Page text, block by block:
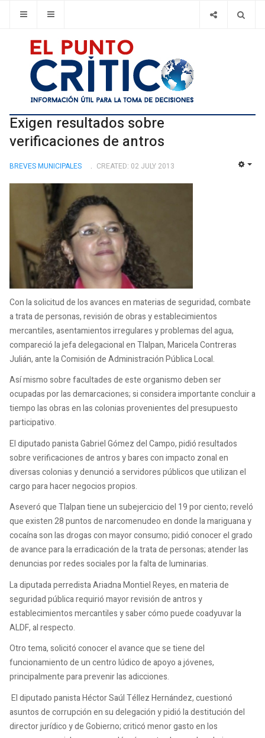
Exigen resultados sobre
verificaciones de antros
BREVES MUNICIPALES CREATED: 02 JULY 2013
Con la solicitud de los avances en materias de seguridad, combate
a trata de personas, revisión de obras y establecimientos
mercantiles, asentamientos irregulares y problemas del agua,
compareció la jefa delegacional en Tlalpan, Maricela Contreras
Julián, ante la Comisión de Administración Pública Local.
Así mismo sobre facultades de este organismo deben ser
ocupadas por las demarcaciones; si considera importante concluir a
tiempo las obras en las colonias provenientes del presupuesto
participativo.
El diputado panista Gabriel Gómez del Campo, pidió resultados
sobre verificaciones de antros y bares con impacto zonal en
diversas colonias y denunció a servidores públicos que utilizan el
cargo para hacer negocios propios.
Aseveró que Tlalpan tiene un subejercicio del 19 por ciento; reveló
que existen 28 puntos de narcomenudeo en donde la mariguana y
cocaína son las drogas con mayor consumo; pidió conocer el grado
de avance para la erradicación de la trata de personas; atender las
denuncias por redes sociales por la falta de luminarias.
La diputada perredista Ariadna Montiel Reyes, en materia de
seguridad pública requirió mayor revisión de antros y
establecimientos mercantiles y saber cómo puede coadyuvar la
ALDF, al respecto.
Otro tema, solicitó conocer el avance que se tiene del
funcionamiento de un centro lúdico de apoyo a jóvenes,
principalmente para prevenir las adicciones.
El diputado panista Héctor Saúl Téllez Hernández, cuestionó
asuntos de corrupción en su delegación y pidió la destitución del
director jurídico y de Gobierno; criticó menor gasto en los